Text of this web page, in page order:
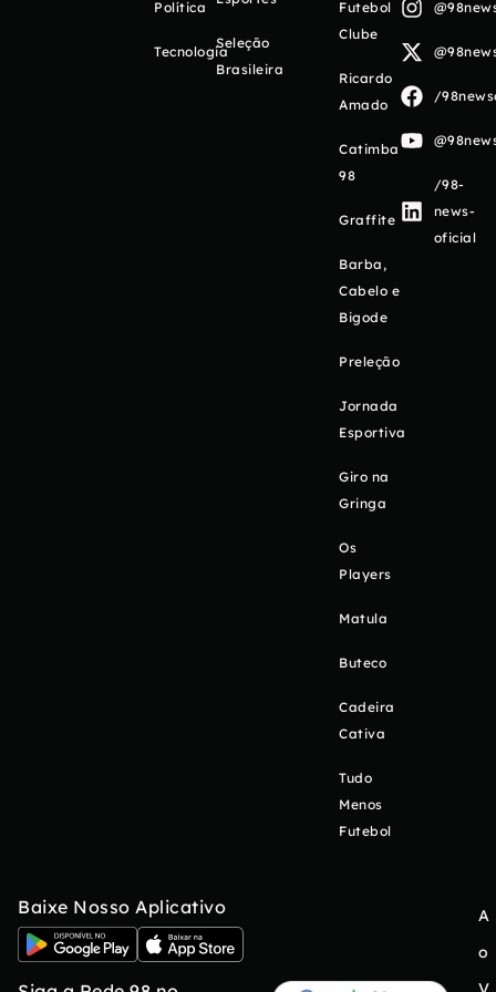
Política
Tecnologia
Seleção
Brasileira
Futebol
Clube
Ricardo
Amado
Catimba
98
Graffite
Barba,
Cabelo e
Bigode
Preleção
Jornada
Esportiva
Giro na
Gringa
Os
Players
Matula
Buteco
Cadeira
Cativa
Tudo
Menos
Futebol
/
/98-
news-
oficial
Baixe Nosso Aplicativo
A
o